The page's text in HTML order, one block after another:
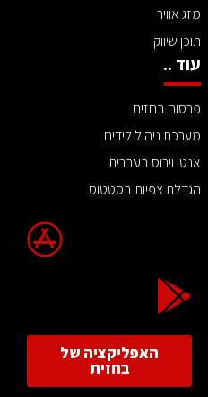
מזג אוויר
תוכן שיווקי
עוד ..
פרסום בחזית
מערכת ניהול לידים
אנטי וירוס בעברית
הגדלת צפיות בסטטוס
האפליקציה של
בחזית